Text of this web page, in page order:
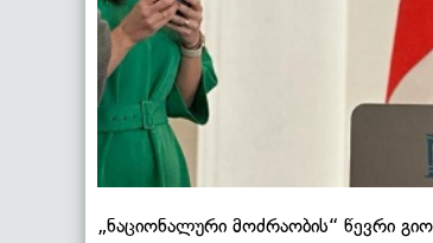
„ნაციონალური მოძრაობის“ წევრი